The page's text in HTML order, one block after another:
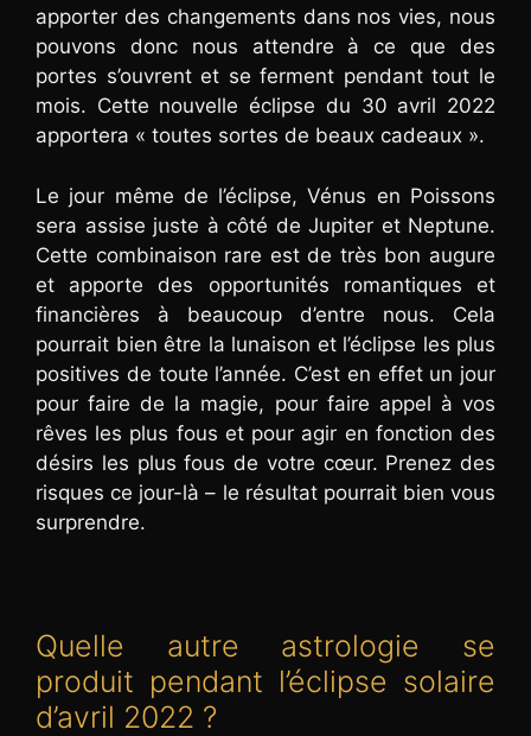
apporter des changements dans nos vies, nous
pouvons donc nous attendre à ce que des
portes s’ouvrent et se ferment pendant tout le
mois. Cette nouvelle éclipse du 30 avril 2022
apportera « toutes sortes de beaux cadeaux ».
Le jour même de l’éclipse, Vénus en Poissons
sera assise juste à côté de Jupiter et Neptune.
Cette combinaison rare est de très bon augure
et apporte des opportunités romantiques et
financières à beaucoup d’entre nous. Cela
pourrait bien être la lunaison et l’éclipse les plus
positives de toute l’année. C’est en effet un jour
pour faire de la magie, pour faire appel à vos
rêves les plus fous et pour agir en fonction des
désirs les plus fous de votre cœur. Prenez des
risques ce jour-là – le résultat pourrait bien vous
surprendre.
Quelle autre astrologie se
produit pendant l’éclipse solaire
d’avril 2022 ?